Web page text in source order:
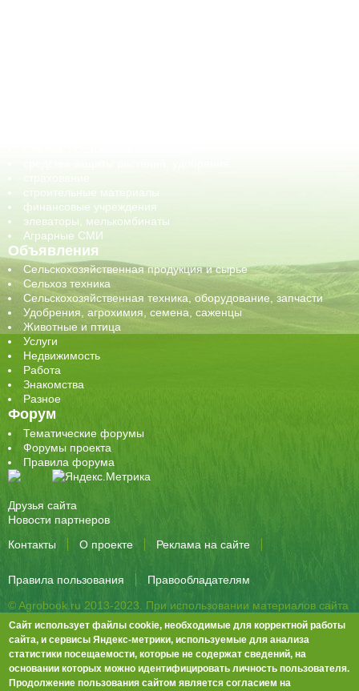
строительные материалы
финансовые учреждения
элеваторы, мелькомбинаты
Аграрные СМИ
Объявления
Сельскохозяйственная продукция и сырье
Сельхоз техника
Сельскохозяйственная техника, оборудование, запчасти
Удобрения, агрохимия, семена, саженцы
Животные и птица
Услуги
Недвижимость
Работа
Знакомства
Разное
Форум
Тематические форумы
Форумы проекта
Правила форума
Друзья сайта
Новости партнеров
Контакты
О проекте Реклама на сайте
Правила пользования
Правообладателям
© Agrobook.ru 2013-2023. При использовании материалов сайта
активная ссылка на публикацию обязательна.
344000, Ростов-на-Дону, ул. Города Волос, д.6, 8 этаж, офис 803
Тел./факс: +7 (863) 282-83-13 e-mail:info@agrobook.ru
Возрастная категория сайта: 16+. Объявления на сайте не
Сайт использует файлы cookie, необходимые для корректной работы
сайта, и сервисы Яндекс-метрики, используемые для анализа
статистики посещаемости, которые не содержат сведений, на
основании которых можно идентифицировать личность пользователя.
Продолжение пользования сайтом является согласием на